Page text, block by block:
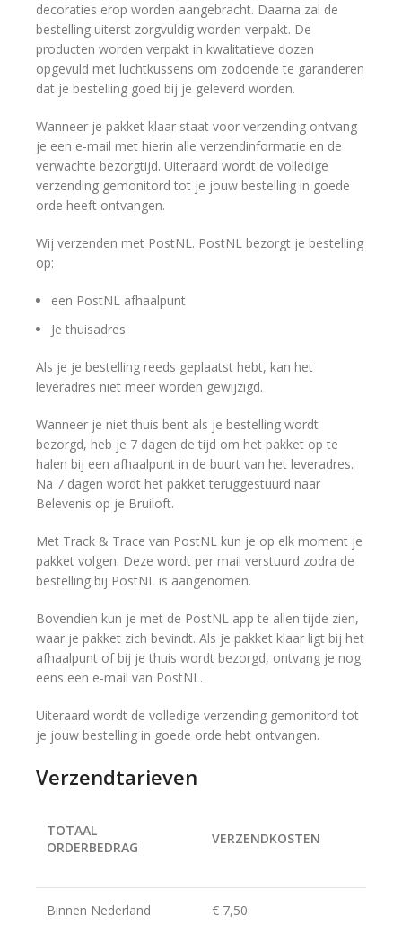
decoraties erop worden aangebracht. Daarna zal de
bestelling uiterst zorgvuldig worden verpakt. De
producten worden verpakt in kwalitatieve dozen
opgevuld met luchtkussens om zodoende te garanderen
dat je bestelling goed bij je geleverd worden.
Wanneer je pakket klaar staat voor verzending ontvang
je een e-mail met hierin alle verzendinformatie en de
verwachte bezorgtijd. Uiteraard wordt de volledige
verzending gemonitord tot je jouw bestelling in goede
orde heeft ontvangen.
Wij verzenden met PostNL. PostNL bezorgt je bestelling
op:
een PostNL afhaalpunt
Je thuisadres
Als je je bestelling reeds geplaatst hebt, kan het
leveradres niet meer worden gewijzigd.
Wanneer je niet thuis bent als je bestelling wordt
bezorgd, heb je 7 dagen de tijd om het pakket op te
halen bij een afhaalpunt in de buurt van het leveradres.
Na 7 dagen wordt het pakket teruggestuurd naar
Belevenis op je Bruiloft.
Met Track & Trace van PostNL kun je op elk moment je
pakket volgen. Deze wordt per mail verstuurd zodra de
bestelling bij PostNL is aangenomen.
Bovendien kun je met de PostNL app te allen tijde zien,
waar je pakket zich bevindt. Als je pakket klaar ligt bij het
afhaalpunt of bij je thuis wordt bezorgd, ontvang je nog
eens een e-mail van PostNL.
Uiteraard wordt de volledige verzending gemonitord tot
je jouw bestelling in goede orde hebt ontvangen.
Verzendtarieven
TOTAAL
ORDERBEDRAG
VERZENDKOSTEN
Binnen Nederland € 7,50